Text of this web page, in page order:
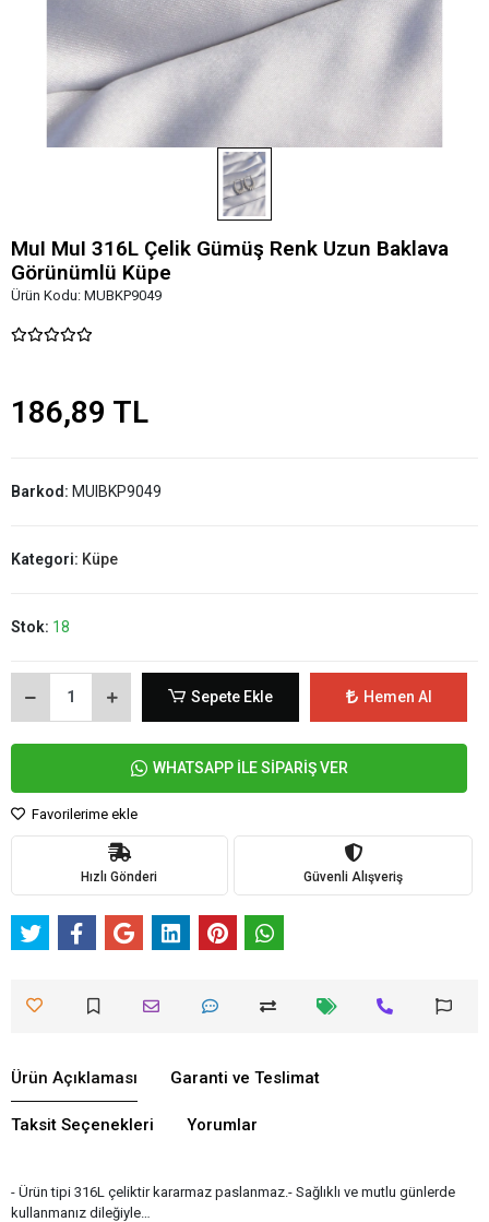
MuI MuI 316L Çelik Gümüş Renk Uzun Baklava
Görünümlü Küpe
Ürün Kodu: MUBKP9049
186,89 TL
Barkod: MUIBKP9049
Kategori: Küpe
Stok: 18
Sepete Ekle Hemen Al
WHATSAPP İLE SİPARİŞ VER
Favorilerime ekle
Hızlı Gönderi Güvenli Alışveriş
Ürün Açıklaması Garanti ve Teslimat
Taksit Seçenekleri Yorumlar
- Ürün tipi 316L çeliktir kararmaz paslanmaz.- Sağlıklı ve mutlu günlerde
kullanmanız dileğiyle…